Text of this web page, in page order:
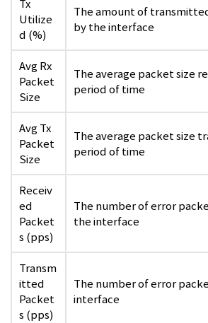
Tx
Utilize
d (%)
The amount of
by the interface
Avg Rx
Packet
Size
The average packet size
period of time
Avg Tx
Packet
Size
The average packet size
period of time
Receiv
ed
Packet
s (pps)
The number of error
the interface
Transm
itted
Packet
s (pps)
The number of error
interface